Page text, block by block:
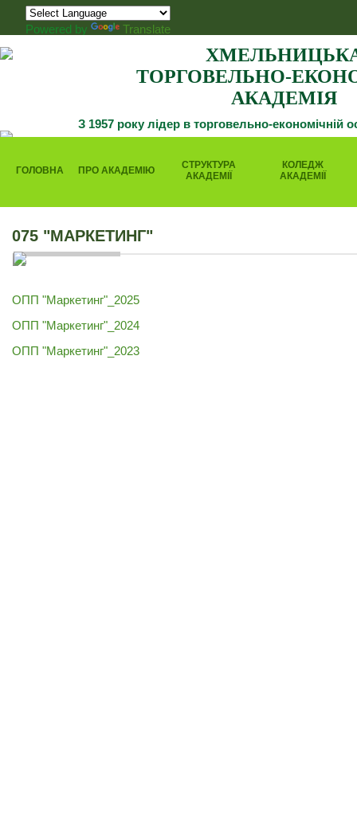
Powered by Translate
ТОРГОВЕЛЬНО-
АКАДЕМІЯ
З 1957 року лідер в торговельно-економічній
ГОЛОВНА ПРО АКАДЕМІЮ
СТРУКТУРА
АКАДЕМІЇ
КОЛЕДЖ
АКАДЕМІЇ
075 "МАРКЕТИНГ"
ОПП "Маркетинг"_2025
ОПП "Маркетинг"_2024
ОПП "Маркетинг"_2023